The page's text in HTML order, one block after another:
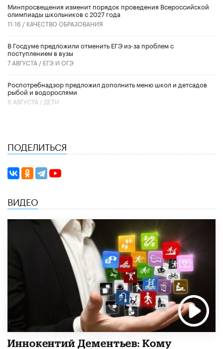
Минпросвещения изменит порядок проведения Всероссийской
олимпиады школьников с 2027 года
11:16 / КАЧЕСТВО ОБРАЗОВАНИЯ
В Госдуме предложили отменить ЕГЭ из-за проблем с
поступлением в вузы
7 АВГУСТА / ЕГЭ И ОГЭ
Роспотребнадзор предложил дополнить меню школ и детсадов
рыбой и водорослями
6 АВГУСТА / ДЕТИ
ПОДЕЛИТЬСЯ
ВИДЕО
Иннокентий Дементьев: Кому